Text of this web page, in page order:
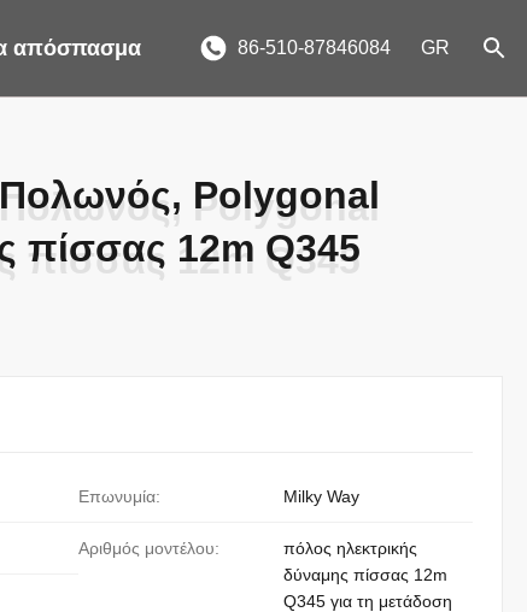
απόσπασμα 86-510-87846084 GR
Πολωνός, Polygonal
πίσσας 12m Q345
Πολωνός, Polygonal
πίσσας 12m Q345
Επωνυμία: Milky Way
Αριθμός μοντέλου:
πόλος ηλεκτρικής
δύναμης πίσσας 12m
Q345 για τη μετάδοση